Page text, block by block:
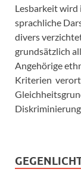
Lesbarkeit
sprachliche
divers
grundsätzlich
Angehörige
Kriterien